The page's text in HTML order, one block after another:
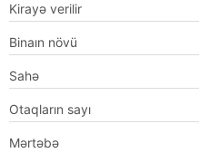
Kirayə verilir
Binaın növü
Sahə
Otaqların sayı
Mərtəbə